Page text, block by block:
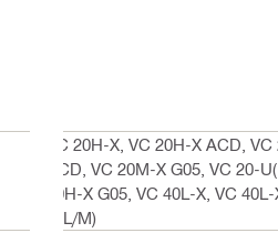
VC 20H-X, VC 20H-X ACD,
ACD, VC 20M-X G05, VC 20-
40H-X G05, VC 40L-X, VC
U(L/M)